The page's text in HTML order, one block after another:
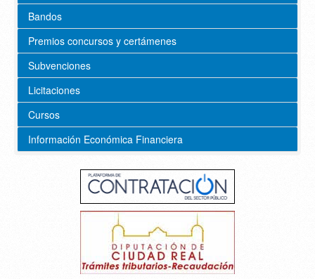
Bandos
Premios concursos y certámenes
Subvenciones
Licitaciones
Cursos
Información Económica Financiera